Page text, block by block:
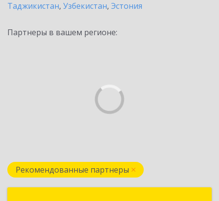
Таджикистан, Узбекистан, Эстония
Партнеры в вашем регионе:
Рекомендованные партнеры